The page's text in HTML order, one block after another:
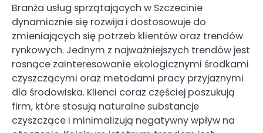
Branża usług sprzątających w Szczecinie
dynamicznie się rozwija i dostosowuje do
zmieniających się potrzeb klientów oraz trendów
rynkowych. Jednym z najważniejszych trendów jest
rosnące zainteresowanie ekologicznymi środkami
czyszczącymi oraz metodami pracy przyjaznymi
dla środowiska. Klienci coraz częściej poszukują
firm, które stosują naturalne substancje
czyszczące i minimalizują negatywny wpływ na